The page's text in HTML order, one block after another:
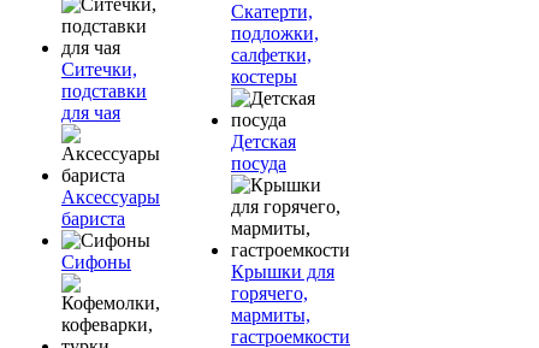
Ситечки,
подставки
для чая
Аксессуары
бариста
Сифоны
Скатерти,
подложки,
салфетки,
костеры
Детская
посуда
Крышки для
горячего,
мармиты,
гастроемкости